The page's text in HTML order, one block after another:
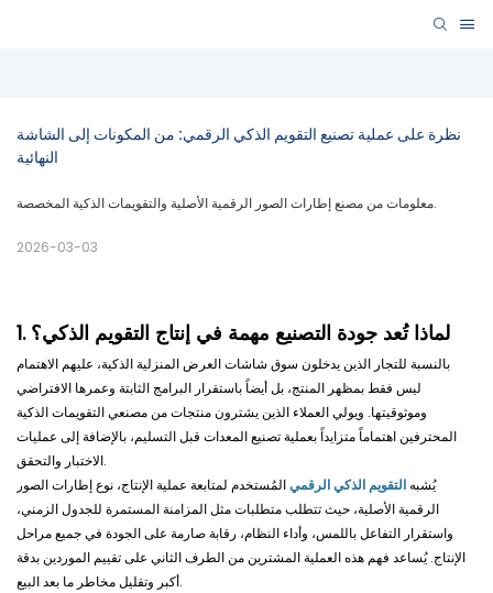
نظرة على عملية تصنيع التقويم الذكي الرقمي: من المكونات إلى الشاشة
النهائية
معلومات من مصنع إطارات الصور الرقمية الأصلية والتقويمات الذكية المخصصة.
2026-03-03
1. لماذا تُعد جودة التصنيع مهمة في إنتاج التقويم الذكي؟
بالنسبة للتجار الذين يدخلون سوق شاشات العرض المنزلية الذكية، عليهم الاهتمام
ليس فقط بمظهر المنتج، بل أيضاً باستقرار البرامج الثابتة وعمرها الافتراضي
وموثوقيتها. ويولي العملاء الذين يشترون منتجات من مصنعي التقويمات الذكية
المحترفين اهتماماً متزايداً بعملية تصنيع المعدات قبل التسليم، بالإضافة إلى عمليات
الاختبار والتحقق.
يُشبهالتقويم الذكي الرقميالمُستخدم لمتابعة عملية الإنتاج، نوع إطارات الصور
الرقمية الأصلية، حيث تتطلب متطلبات مثل المزامنة المستمرة للجدول الزمني،
واستقرار التفاعل باللمس، وأداء النظام، رقابة صارمة على الجودة في جميع مراحل
الإنتاج. يُساعد فهم هذه العملية المشترين من الطرف الثاني على تقييم الموردين بدقة
أكبر وتقليل مخاطر ما بعد البيع.